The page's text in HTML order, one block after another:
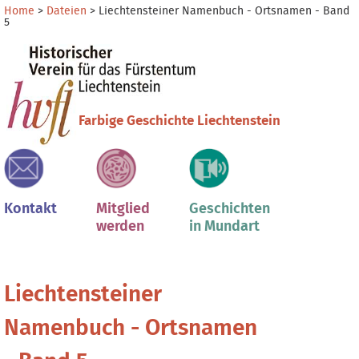
Direkt
zum
Inhalt
Direkt
zur
Navigation
Benutzerspezifische
Werkzeuge
Home > Dateien > Liechtensteiner Namenbuch - Ortsnamen - Band
5
Farbige Geschichte Liechtenstein
Kontakt
Mitglied
werden
Geschichten
in Mundart
Liechtensteiner
Namenbuch - Ortsnamen